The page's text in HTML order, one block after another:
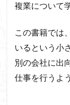
複業について
この書籍では
いるという小
別の会社に出
仕事を行うよ